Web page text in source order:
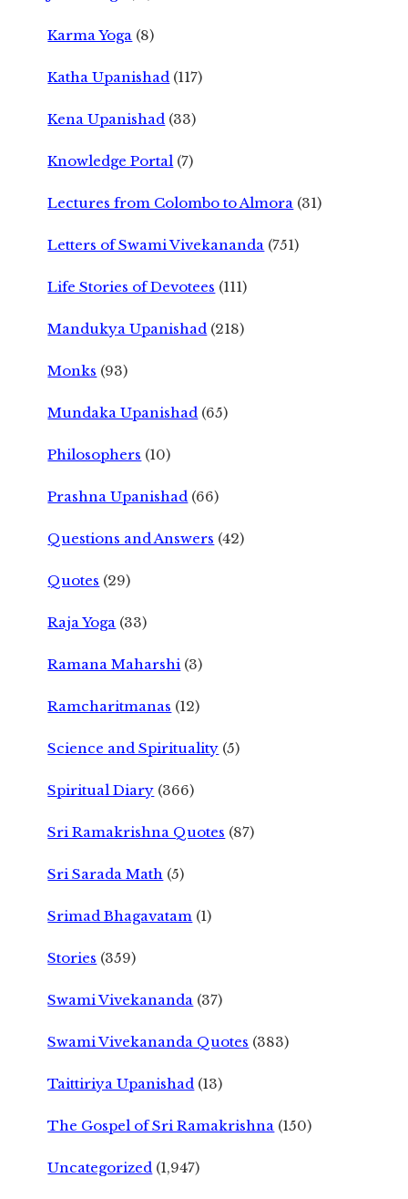
Karma Yoga (8)
Katha Upanishad (117)
Kena Upanishad (33)
Knowledge Portal (7)
Lectures from Colombo to Almora (31)
Letters of Swami Vivekananda (751)
Life Stories of Devotees (111)
Mandukya Upanishad (218)
Monks (93)
Mundaka Upanishad (65)
Philosophers (10)
Prashna Upanishad (66)
Questions and Answers (42)
Quotes (29)
Raja Yoga (33)
Ramana Maharshi (3)
Ramcharitmanas (12)
Science and Spirituality (5)
Spiritual Diary (366)
Sri Ramakrishna Quotes (87)
Sri Sarada Math (5)
Srimad Bhagavatam (1)
Stories (359)
Swami Vivekananda (37)
Swami Vivekananda Quotes (383)
Taittiriya Upanishad (13)
The Gospel of Sri Ramakrishna (150)
Uncategorized (1,947)